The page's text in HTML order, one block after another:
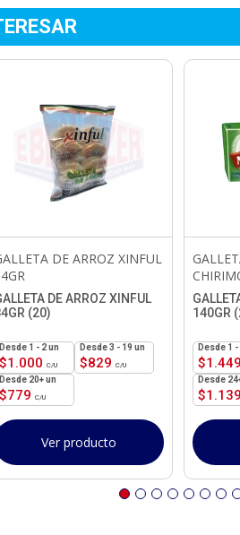
DE ARROZ XINFUL
DE ARROZ XINFUL
(20)
$1.000
1 - 2un
$829
3 - 19 un
$779
20+ un
Ver producto
140GR
$1.449
1 -
$1.139